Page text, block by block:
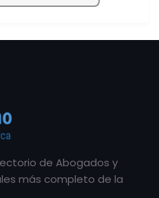
de Abogados y
más completo de la